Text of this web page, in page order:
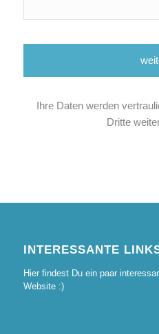
Ihre Daten werden
Dritte
INTERESSANTE
Hier findest Du ein paar
Website :)